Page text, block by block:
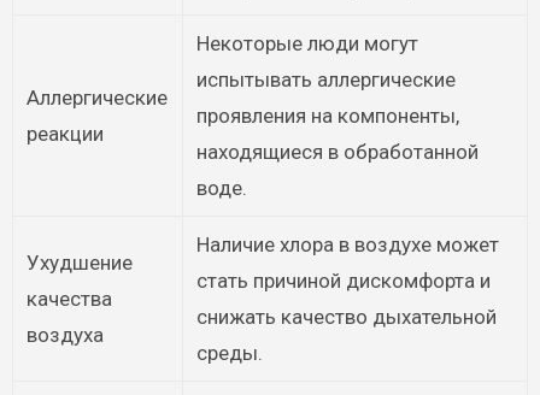
Аллергические
реакции
Некоторые люди могут
испытывать аллергические
проявления на компоненты,
находящиеся в обработанной
воде.
Ухудшение
качества
воздуха
Наличие хлора в воздухе может
стать причиной дискомфорта и
снижать качество дыхательной
среды.